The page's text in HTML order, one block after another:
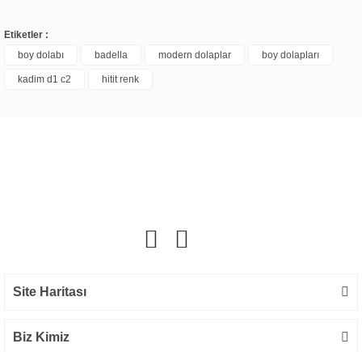
Bu ürüne ilk yorumu siz yapın!
Etiketler :
boy dolabı
badella modern dolaplar boy dolapları
kadim d1 c2 hitit renk
Site Haritası
Biz Kimiz